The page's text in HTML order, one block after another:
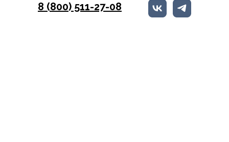
8 (800) 511-27-08